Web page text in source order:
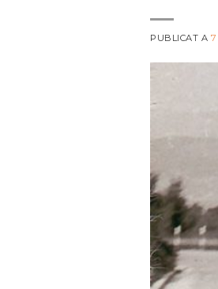
PUBLICAT A7